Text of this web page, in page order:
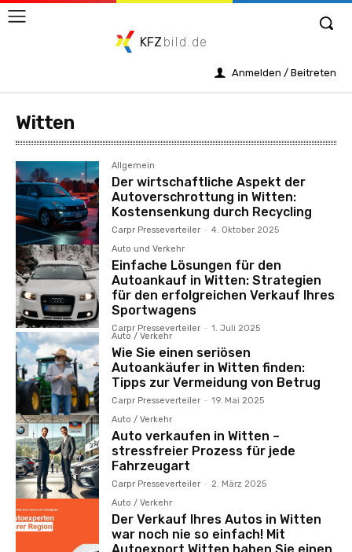
KFZ bild.de
Anmelden / Beitreten
Witten
Allgemein
Der wirtschaftliche Aspekt der
Autoverschrottung in Witten:
Kostensenkung durch Recycling
Carpr Presseverteiler - 4. Oktober 2025
Auto und Verkehr
Einfache Lösungen für den
Autoankauf in Witten: Strategien
für den erfolgreichen Verkauf Ihres
Sportwagens
Carpr Presseverteiler - 1. Juli 2025
Auto / Verkehr
Wie Sie einen seriösen
Autoankäufer in Witten finden:
Tipps zur Vermeidung von Betrug
Carpr Presseverteiler - 19. Mai 2025
Auto / Verkehr
Auto verkaufen in Witten –
stressfreier Prozess für jede
Fahrzeugart
Carpr Presseverteiler - 2. März 2025
Auto / Verkehr
Der Verkauf Ihres Autos in Witten
war noch nie so einfach! Mit